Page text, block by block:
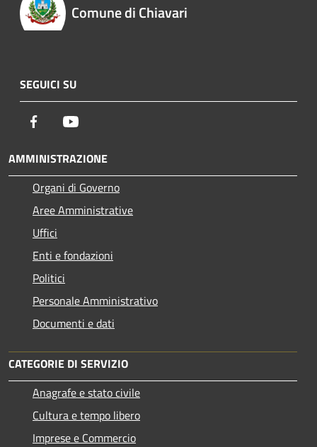
Comune di Chiavari
SEGUICI SU
Facebook
AMMINISTRAZIONE
Organi di Governo
Aree Amministrative
Uffici
Enti e fondazioni
Politici
Personale Amministrativo
Documenti e dati
CATEGORIE DI SERVIZIO
Anagrafe e stato civile
Cultura e tempo libero
Imprese e Commercio